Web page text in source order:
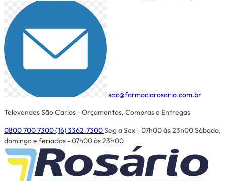
sac@farmaciarosario.com.br
Televendas São Carlos - Orçamentos, Compras e Entregas
0800 700 7300(16) 3362-7300Seg a Sex - 07h00 às 23h00Sábado,
domingo e feriados - 07h00 às 23h00